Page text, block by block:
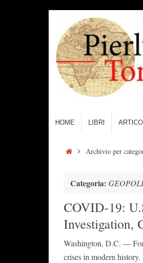
HOME LIBRI
HomeArchivio per
Categoria:
COVID-19:
Investigation,
Washington, D.C. — For
crises in modern